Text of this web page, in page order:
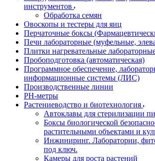
инструментов
Обработка семян
Овоскопы и тестеры для яиц
Перчаточные боксы
Печи лабораторные (муфельные,
Плитки нагревательные
Пробоподготовка (автоматическая)
Программное обеспечение,
информационные системы (ЛИС)
Производственные линии
РH-метры
Растениеводство и биотехнология
Автоклавы для стерилизации
Боксы биологической
растительными объектами и
Инжиниринг. Лаборатории,
под ключ.
Камеры для роста растений